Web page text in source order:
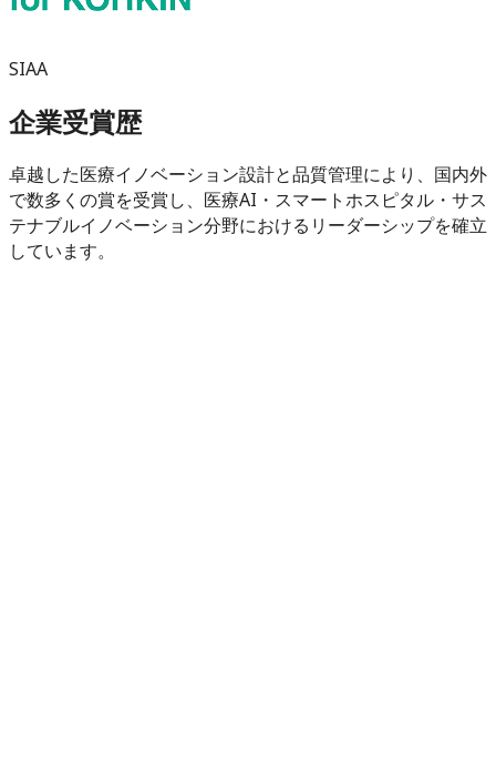
SIAA
企業受賞歴
卓越した医療イノベーション設計と品質管理により、国内外
で数多くの賞を受賞し、医療AI・スマートホスピタル・サス
テナブルイノベーション分野におけるリーダーシップを確立
しています。